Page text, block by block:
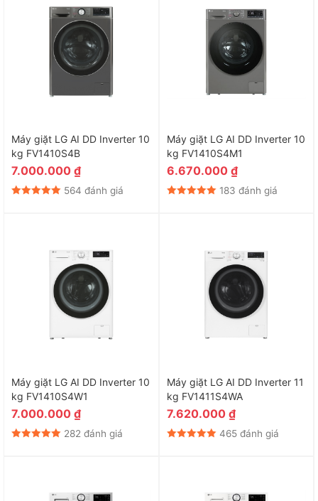
Máy giặt LG AI DD Inverter 10
kg FV1410S4B
7.000.000 ₫
564 đánh giá
Máy giặt LG AI DD Inverter 10
kg FV1410S4M1
6.670.000 ₫
183 đánh giá
Máy giặt LG AI DD Inverter 10
kg FV1410S4W1
7.000.000 ₫
282 đánh giá
Máy giặt LG AI DD Inverter 11
kg FV1411S4WA
7.620.000 ₫
465 đánh giá